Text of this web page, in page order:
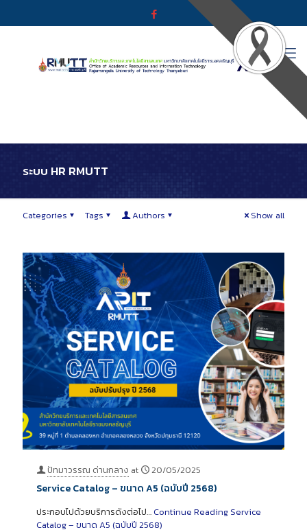
ระบบ HR RMUTT
Categories Tags Authors Show all
ปัทมาวรรณ ด่านกลาง at 20/05/2025
Service Catalog – ขนาด A5 (ฉบับปี 2568)
ประกอบไปด้วยบริการดังต่อไป… Continue Reading Service
Catalog – ขนาด A5 (ฉบับปี 2568)